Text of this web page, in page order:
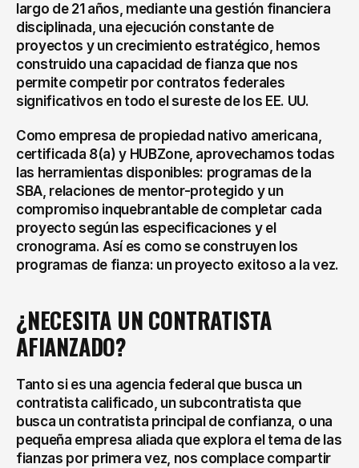
largo de 21 años, mediante una gestión financiera
disciplinada, una ejecución constante de
proyectos y un crecimiento estratégico, hemos
construido una capacidad de fianza que nos
permite competir por contratos federales
significativos en todo el sureste de los EE. UU.
Como empresa de propiedad nativo americana,
certificada 8(a) y HUBZone, aprovechamos todas
las herramientas disponibles: programas de la
SBA, relaciones de mentor-protegido y un
compromiso inquebrantable de completar cada
proyecto según las especificaciones y el
cronograma. Así es como se construyen los
programas de fianza: un proyecto exitoso a la vez.
¿NECESITA UN CONTRATISTA
AFIANZADO?
Tanto si es una agencia federal que busca un
contratista calificado, un subcontratista que
busca un contratista principal de confianza, o una
pequeña empresa aliada que explora el tema de las
fianzas por primera vez, nos complace compartir